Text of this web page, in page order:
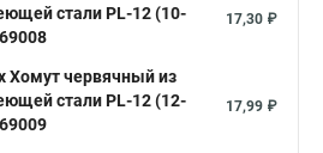
Хомут трубный 2 Хомут 500
на 3д забор
купить
стали PL-12 (10-
17,30 ₽
Хомут червячный из
стали PL-12 (12-
17,99 ₽